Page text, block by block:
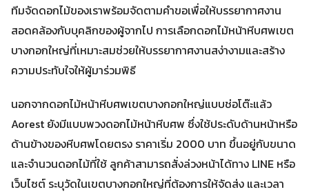
ทีมจัดดอกไม้ของเราพร้อมจัดตามคำขอเพื่อให้บรรยากาศงาน
สอดคล้องกับบุคลิกของผู้จากไป การเลือกดอกไม้หน้าหีบศพเขต
บางกอกใหญ่ที่เหมาะสมช่วยให้บรรยากาศงานสง่างามและสร้าง
ความประทับใจให้ผู้มาร่วมพิธี
นอกจากดอกไม้หน้าหีบศพเขตบางกอกใหญ่แบบช่อโต๊ะแล้ว
Aorest ยังมีแบบพวงดอกไม้หน้าหีบศพ ซึ่งใช้ประดับด้านหน้าหรือ
ด้านข้างของหีบศพโดยตรง ราคาเริ่ม 2000 บาท ขึ้นอยู่กับขนาด
และจำนวนดอกไม้ที่ใช้ ลูกค้าสามารถสั่งล่วงหน้าได้ทาง LINE หรือ
เว็บไซต์ ระบุวัดในเขตบางกอกใหญ่ที่ต้องการให้จัดส่ง และเวลา